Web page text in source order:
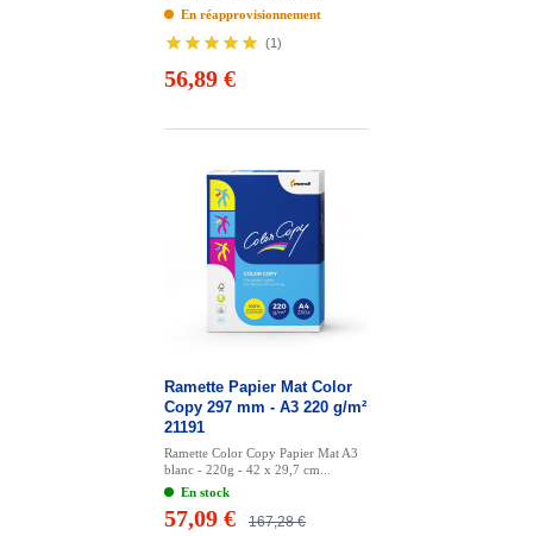
En réapprovisionnement
(1)
56,89 €
Ramette Papier Mat Color
Copy 297 mm - A3 220 g/m²
21191
Ramette Color Copy Papier Mat A3
blanc - 220g - 42 x 29,7 cm...
En stock
167,28 €
57,09 €